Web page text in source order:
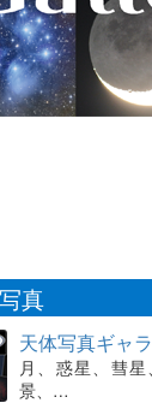
真
天体写真ギャ
月、惑星、彗
景、…